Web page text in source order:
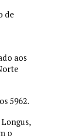
de
aos
5962.
o